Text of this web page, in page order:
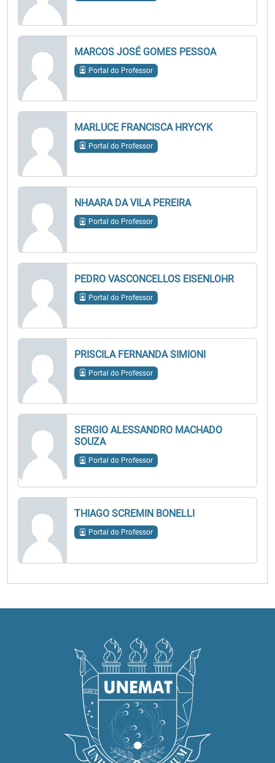
MARCOS JOSÉ GOMES PESSOA
Portal do Professor
MARLUCE FRANCISCA HRYCYK
Portal do Professor
NHAARA DA VILA PEREIRA
Portal do Professor
PEDRO VASCONCELLOS EISENLOHR
Portal do Professor
PRISCILA FERNANDA SIMIONI
Portal do Professor
SERGIO ALESSANDRO MACHADO
SOUZA
Portal do Professor
THIAGO SCREMIN BONELLI
Portal do Professor